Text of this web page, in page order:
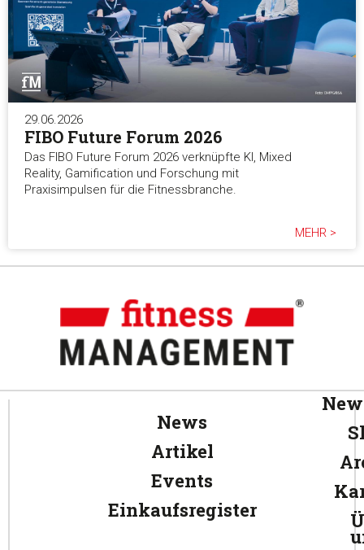
29.06.2026
FIBO Future Forum 2026
Das FIBO Future Forum 2026 verknüpfte KI, Mixed
Reality, Gamification und Forschung mit
Praxisimpulsen für die Fitnessbranche.
MEHR >
News
Artikel
Events
Einkaufsregister